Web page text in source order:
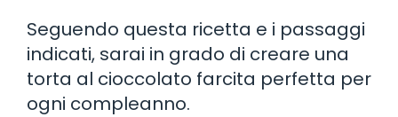
Seguendo questa ricetta e i passaggi
indicati, sarai in grado di creare una
torta al cioccolato farcita perfetta per
ogni compleanno.